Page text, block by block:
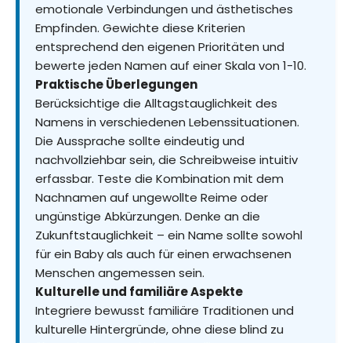
emotionale Verbindungen und ästhetisches
Empfinden. Gewichte diese Kriterien
entsprechend den eigenen Prioritäten und
bewerte jeden Namen auf einer Skala von 1-10.
Praktische Überlegungen
Berücksichtige die Alltagstauglichkeit des
Namens in verschiedenen Lebenssituationen.
Die Aussprache sollte eindeutig und
nachvollziehbar sein, die Schreibweise intuitiv
erfassbar. Teste die Kombination mit dem
Nachnamen auf ungewollte Reime oder
ungünstige Abkürzungen. Denke an die
Zukunftstauglichkeit – ein Name sollte sowohl
für ein Baby als auch für einen erwachsenen
Menschen angemessen sein.
Kulturelle und familiäre Aspekte
Integriere bewusst familiäre Traditionen und
kulturelle Hintergründe, ohne diese blind zu